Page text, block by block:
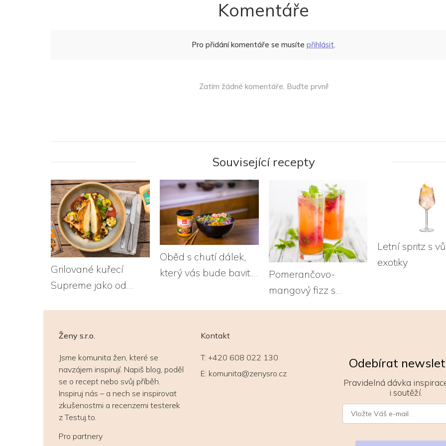
Komentáře
Pro přidání komentáře se musíte přihlásit.
Zatím žádné komentáře. Buďte první!
Související recepty
Grilované kuřecí
Supreme jako od
Oběd s chutí dálek,
který vás bude bavit:
Pomerančovo-
mangový fizz s
Letní spritz s
exotiky
Ženy s.r.o.
Jsme komunita žen, které se
navzájem inspirují. Napiš blog, poděl
se o recept nebo svůj příběh.
Inspiruj nás – a nech se inspirovat
zkušenostmi a recenzemi testerek
z Testuj.to.
Pro partnery
Kontakt
T: +420 608 022 130
E: komunita@zenysro.cz
Odebírat
Pravidelná dávka
i soutěží.